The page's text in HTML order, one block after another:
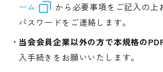
ーム
から必要事項をご記入の
パスワードをご連絡します。
当会会員企業以外の方で本規格の
入手続きをお願いいたします。